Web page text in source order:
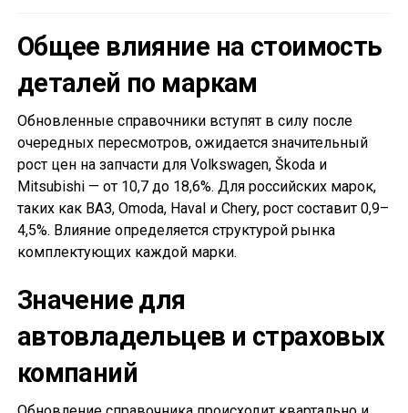
Общее влияние на стоимость
деталей по маркам
Обновленные справочники вступят в силу после
очередных пересмотров, ожидается значительный
рост цен на запчасти для Volkswagen, Škoda и
Mitsubishi — от 10,7 до 18,6%. Для российских марок,
таких как ВАЗ, Omoda, Haval и Chery, рост составит 0,9–
4,5%. Влияние определяется структурой рынка
комплектующих каждой марки.
Значение для
автовладельцев и страховых
компаний